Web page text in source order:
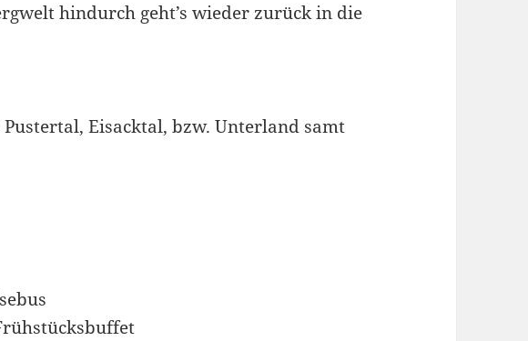
hindurch geht’s wieder zurück in die
Eisacktal, bzw. Unterland samt